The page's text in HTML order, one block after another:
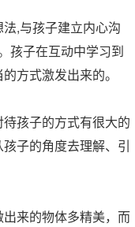
,与孩子建立内心沟
孩子在互动中学习到
方式激发出来的。
孩子的方式有很大的
子的角度去理解、引
来的物体多精美，而